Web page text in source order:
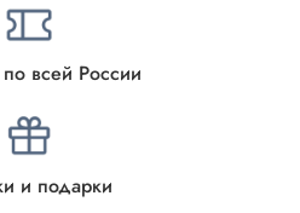
всей России
и подарки